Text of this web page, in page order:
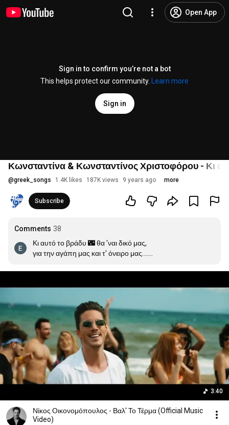
Open App
Sign in to confirm you’re not a bot
This helps protect our community.
Learn more
Sign in
Κωνσταντίνα & Κωνσταντίνος Χριστοφόρου - Κι
@greek_songs 1.4K likes 187K views 9 years ago more
Subscribe
Comments 38
Κι αυτό το βράδυ 🌃 θα 'ναι δικό μας,
για την αγάπη μας και τ' όνειρο μας....
3:40
Νίκος Οικονομόπουλος - Βαλ' Το Τέρμα (Official Music
Video)